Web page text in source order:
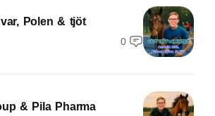
Polen & tjöt
0
& Pila Pharma